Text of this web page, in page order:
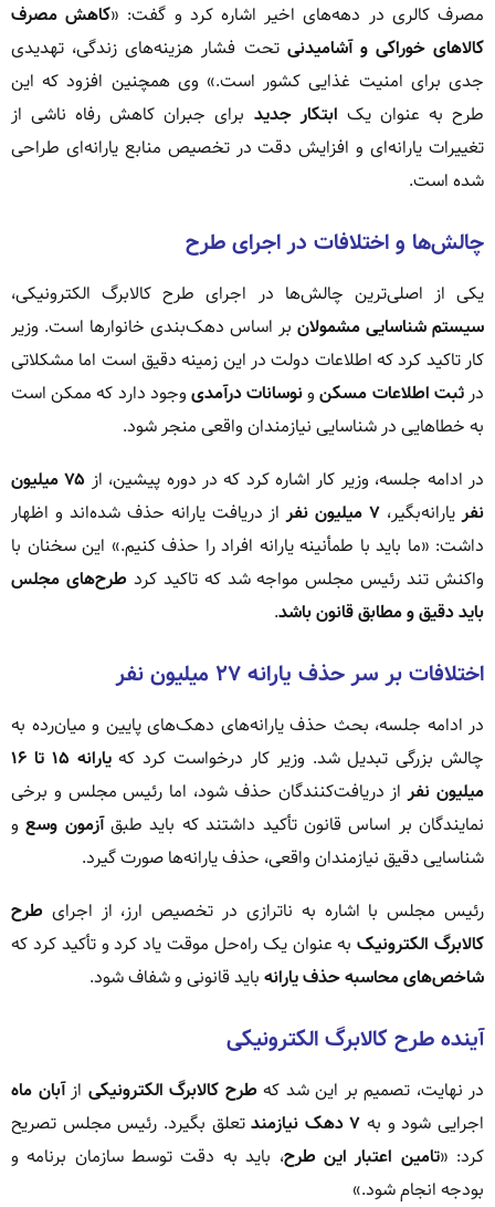
مصرف کالری در دهه‌های اخیر اشاره کرد و گفت: «کاهش مصرف
کالاهای خوراکی و آشامیدنی تحت فشار هزینه‌های زندگی، تهدیدی
جدی برای امنیت غذایی کشور است.» وی همچنین افزود که این
طرح به عنوان یک ابتکار جدید برای جبران کاهش رفاه ناشی از
تغییرات یارانه‌ای و افزایش دقت در تخصیص منابع یارانه‌ای طراحی
شده است.
چالش‌ها و اختلافات در اجرای طرح
یکی از اصلی‌ترین چالش‌ها در اجرای طرح کالابرگ الکترونیکی،
سیستم شناسایی مشمولان بر اساس دهک‌بندی خانوارها است. وزیر
کار تاکید کرد که اطلاعات دولت در این زمینه دقیق است اما مشکلاتی
درثبت اطلاعات مسکنونوسانات درآمدی وجود دارد که ممکن است
به خطاهایی در شناسایی نیازمندان واقعی منجر شود.
در ادامه جلسه، وزیر کار اشاره کرد که در دوره پیشین، از
۷۵ میلیون
نفریارانه‌بگیر، ۷ میلیون نفر
از دریافت یارانه حذف شده‌اند و اظهار
داشت: «ما باید با طمأنینه یارانه افراد را حذف کنیم.» این سخنان با
واکنش تند رئیس مجلس مواجه شد که تاکید کرد طرح‌های مجلس
باید دقیق و مطابق قانون باشد.
اختلافات بر سر حذف یارانه ۲۷ میلیون نفر
در ادامه جلسه، بحث حذف یارانه‌های دهک‌های پایین و میان‌رده به
چالش بزرگی تبدیل شد. وزیر کار درخواست کرد که
یارانه ۱۵ تا ۱۶
میلیون نفراز دریافت‌کنندگان حذف شود، اما رئیس مجلس و برخی
نمایندگان بر اساس قانون تأکید داشتند که باید طبقآزمون وسعو
شناسایی دقیق نیازمندان واقعی، حذف یارانه‌ها صورت گیرد.
رئیس مجلس با اشاره به ناترازی در تخصیص ارز، از اجرای طرح
کالابرگ الکترونیکبه عنوان یک راه‌حل موقت یاد کرد و تأکید کرد که
شاخص‌های محاسبه حذف یارانه باید قانونی و شفاف شود.
آینده طرح کالابرگ الکترونیکی
در نهایت، تصمیم بر این شد که طرح کالابرگ الکترونیکی ازآبان ماه
اجرایی شود و به ۷ دهک نیازمند
تعلق بگیرد. رئیس مجلس تصریح
کرد: «تامین اعتبار این طرح، باید به دقت توسط سازمان برنامه و
بودجه انجام شود.»